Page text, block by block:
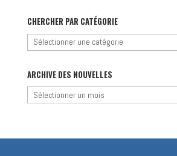
CHERCHER PAR CATÉGORIE
Chercher
catégorie
ARCHIVE DES NOUVELLES
Archive